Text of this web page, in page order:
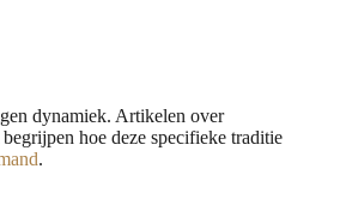
dynamiek. Artikelen over
hoe deze specifieke traditie
.